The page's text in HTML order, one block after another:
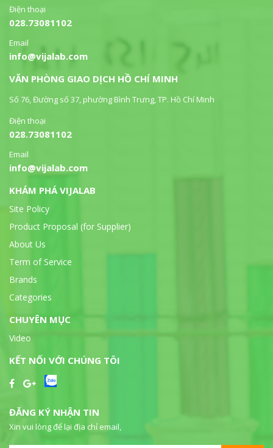
Điện thoại
028.73081102
Email
info@vijalab.com
VĂN PHÒNG GIAO DỊCH HỒ CHÍ MINH
Số 76, Đường số 37, phường Bình Trưng, TP. Hồ Chí Minh
Điện thoại
028.73081102
Email
info@vijalab.com
KHÁM PHÁ VIJALAB
Site Policy
Product Proposal (for Supplier)
About Us
Term of Service
Brands
Categories
CHUYÊN MỤC
Video
KẾT NỐI VỚI CHÚNG TÔI
ĐĂNG KÝ NHẬN TIN
Xin vui lòng để lại địa chỉ email,